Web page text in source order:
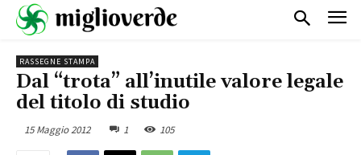
RASSEGNE STAMPA
Dal “trota” all’inutile valore legale
del titolo di studio
15 Maggio 2012 1 105